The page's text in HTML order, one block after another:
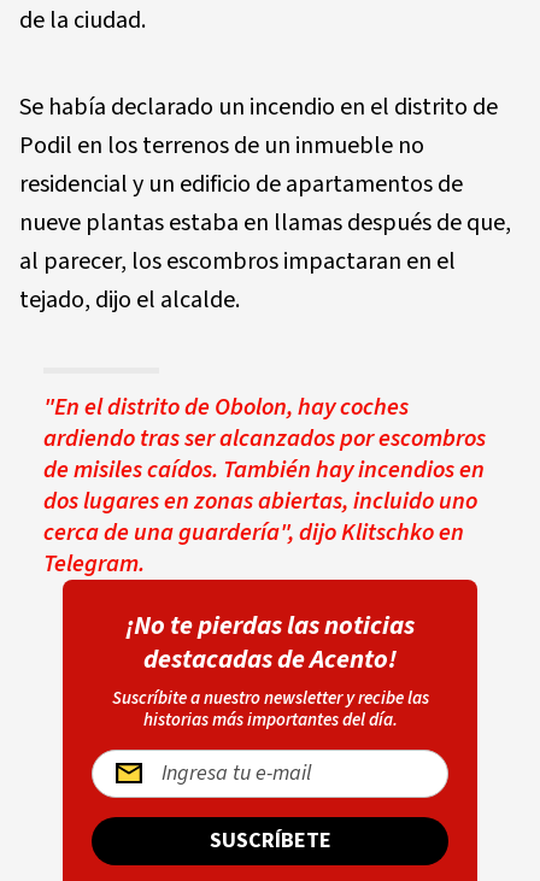
de la ciudad.
Se había declarado un incendio en el distrito de
Podil en los terrenos de un inmueble no
residencial y un edificio de apartamentos de
nueve plantas estaba en llamas después de que,
al parecer, los escombros impactaran en el
tejado, dijo el alcalde.
"En el distrito de Obolon, hay coches
ardiendo tras ser alcanzados por escombros
de misiles caídos. También hay incendios en
dos lugares en zonas abiertas, incluido uno
cerca de una guardería", dijo Klitschko en
Telegram.
¡No te pierdas las noticias
destacadas de Acento!
Suscríbite a nuestro newsletter y recibe las
historias más importantes del día.
SUSCRÍBETE